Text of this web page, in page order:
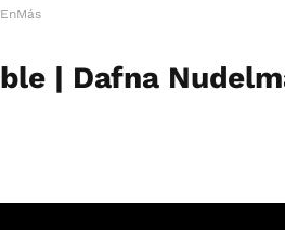
| Dafna